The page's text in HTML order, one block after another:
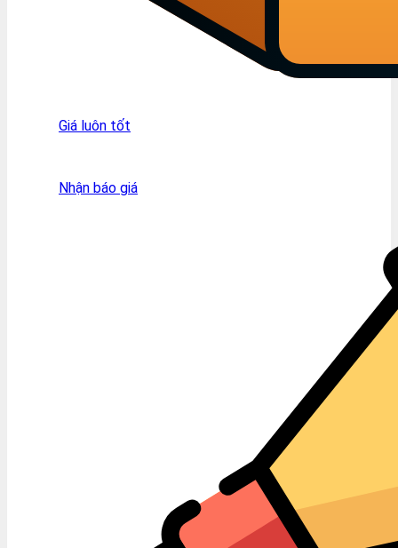
Giá luôn tốt
Nhận báo giá